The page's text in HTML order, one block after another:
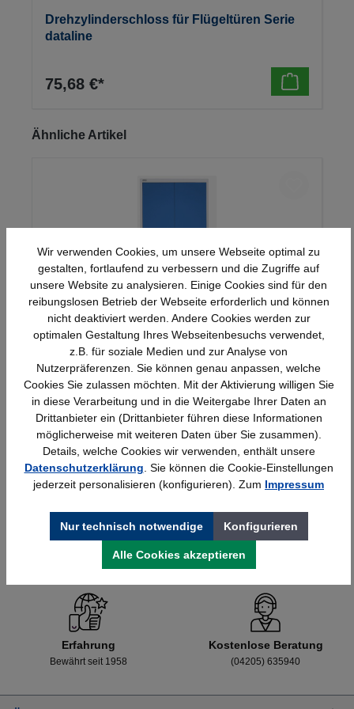
Drehzylinderschloss für Flügeltüren Serie
dataline
75,68 €*
Produktgalerie überspringen
Ähnliche Artikel
Stahl-Flügeltürenschrank Serie 950
428,40 €* Details
Schnelle Lieferung
Bundesweit
Topmarken
Faire Preise
Erfahrung
Bewährt seit 1958
Kostenlose Beratung
(04205) 635940
Wir verwenden Cookies, um unsere Webseite optimal zu
gestalten, fortlaufend zu verbessern und die Zugriffe auf
unsere Website zu analysieren. Einige Cookies sind für den
reibungslosen Betrieb der Webseite erforderlich und können
nicht deaktiviert werden. Andere Cookies werden zur
optimalen Gestaltung Ihres Webseitenbesuchs verwendet,
z.B. für soziale Medien und zur Analyse von
Nutzerpräferenzen. Sie können genau anpassen, welche
Cookies Sie zulassen möchten. Mit der Aktivierung willigen Sie
in diese Verarbeitung und in die Weitergabe Ihrer Daten an
Drittanbieter ein (Drittanbieter führen diese Informationen
möglicherweise mit weiteren Daten über Sie zusammen).
Details, welche Cookies wir verwenden, enthält unsere
Datenschutzerklärung . Sie können die Cookie-Einstellungen
jederzeit personalisieren (konfigurieren). Zum Impressum
Nur technisch notwendige Konfigurieren
Alle Cookies akzeptieren